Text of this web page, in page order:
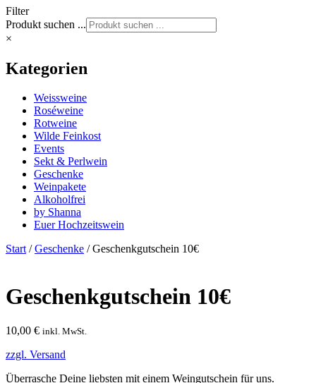
Filter
Produkt suchen ...
×
Kategorien
Weissweine
Roséweine
Rotweine
Wilde Feinkost
Events
Sekt & Perlwein
Geschenke
Weinpakete
Alkoholfrei
by Shanna
Euer Hochzeitswein
Start/Geschenke / Geschenkgutschein 10€
Geschenkgutschein 10€
10,00 € inkl. MwSt.
zzgl. Versand
Überrasche Deine liebsten mit einem Weingutschein für uns.